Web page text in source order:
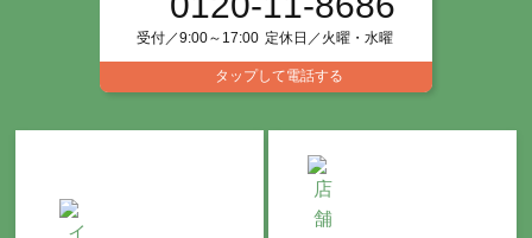
受付／9:00～17:00 定休日／火曜・水曜
タップして電話する